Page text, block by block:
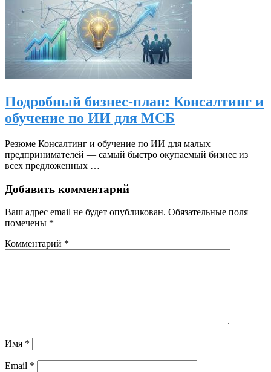
Подробный бизнес-план: Консалтинг и
обучение по ИИ для МСБ
Резюме Консалтинг и обучение по ИИ для малых
предпринимателей — самый быстро окупаемый бизнес из
всех предложенных …
Добавить комментарий
Ваш адрес email не будет опубликован. Обязательные поля
помечены *
Комментарий *
Имя *
Email *